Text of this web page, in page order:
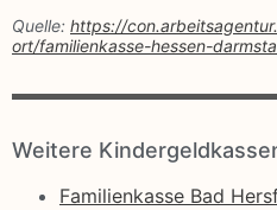
Quelle: https://
ort/familienkasse-hessen-
Weitere
Familienkasse Bad